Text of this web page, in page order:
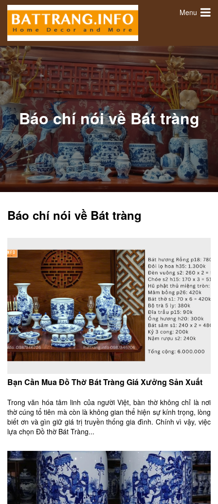
Menu
Báo chí nói về Bát tràng
Báo chí nói về Bát tràng
Bạn Cần Mua Đồ Thờ Bát Tràng Giá Xưởng Sản Xuất
Trong văn hóa tâm linh của người Việt, bàn thờ không chỉ là nơi
thờ cúng tổ tiên mà còn là không gian thể hiện sự kính trọng, lòng
biết ơn và gìn giữ giá trị truyền thống gia đình. Chính vì vậy, việc
lựa chọn Đồ thờ Bát Tràng...